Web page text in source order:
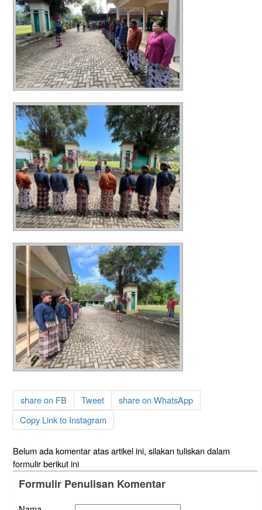
share on FB Tweet
share on WhatsApp
Copy Link to Instagram
Belum ada komentar atas artikel ini, silakan tuliskan dalam
formulir berikut ini
Formulir Penulisan Komentar